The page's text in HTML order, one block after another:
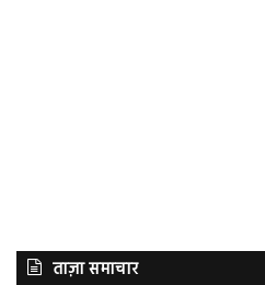
ताज़ा समाचार